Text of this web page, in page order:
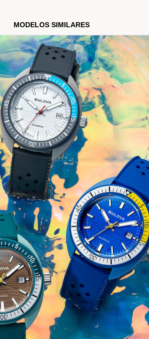
MODELOS SIMILARES